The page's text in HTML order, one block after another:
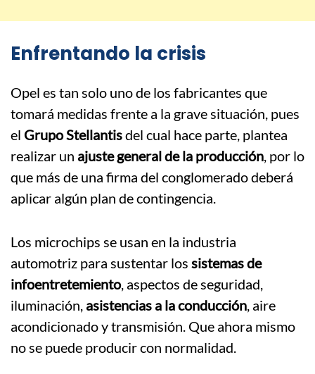
Enfrentando la crisis
Opel es tan solo uno de los fabricantes que
tomará medidas frente a la grave situación, pues
el Grupo Stellantisdel cual hace parte, plantea
realizar un ajuste general de la producción , por lo
que más de una firma del conglomerado deberá
aplicar algún plan de contingencia.
Los microchips se usan en la industria
automotriz para sustentar los sistemas de
infoentretemiento, aspectos de seguridad,
iluminación, asistencias a la conducción , aire
acondicionado y transmisión. Que ahora mismo
no se puede producir con normalidad.